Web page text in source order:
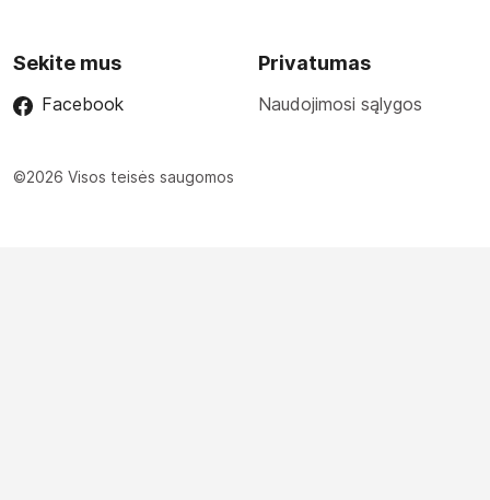
Sekite mus
Facebook
Privatumas
Naudojimosi sąlygos
©2026 Visos teisės saugomos